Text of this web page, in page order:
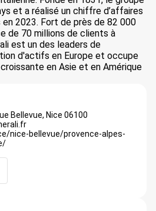
et a réalisé un chiffre d’affaires
2023. Fort de près de 82 000
de 70 millions de clients à
est un des leaders de
d'actifs en Europe et occupe
en Asie et en Amérique
Bellevue, Nice 06100
nice-bellevue/provence-alpes-